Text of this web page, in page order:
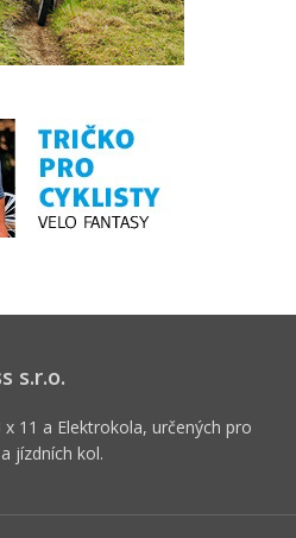
s.r.o.
11 a Elektrokola, určených pro
jízdních kol.